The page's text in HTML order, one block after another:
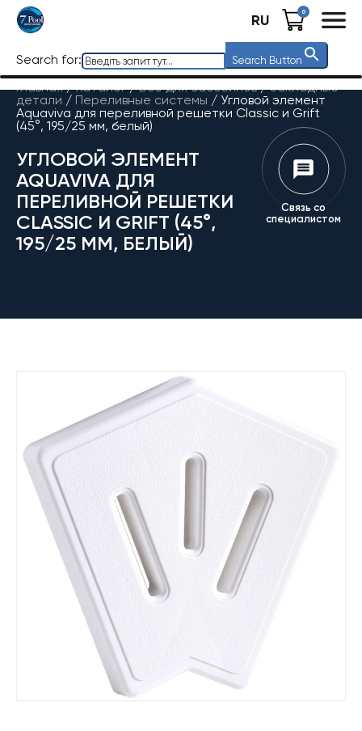
RU 0
Search for: Search Button
Главная / Каталог/Все для бассейнов/Закладные
детали / Переливные системы / Угловой элемент
Aquaviva для переливной решетки Classiс и Grift
(45°, 195/25 мм, белый)
УГЛОВОЙ ЭЛЕМЕНТ
AQUAVIVA ДЛЯ
ПЕРЕЛИВНОЙ РЕШЕТКИ
CLASSIС И GRIFT (45°,
195/25 ММ, БЕЛЫЙ)
Связь со
специалистом